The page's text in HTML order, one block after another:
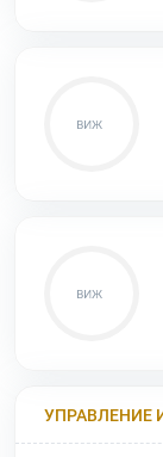
УПРАВЛЕНИЕ